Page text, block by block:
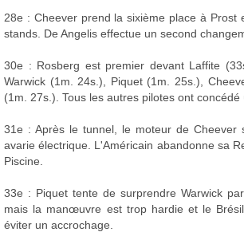
28e : Cheever prend la sixième place à Prost
stands. De Angelis effectue un second
30e : Rosberg est premier devant Laffite
Warwick (1m. 24s.), Piquet (1m. 25s.),
(1m. 27s.). Tous les autres pilotes ont concédé
31e : Après le tunnel, le moteur de Cheever
avarie électrique. L'Américain abandonne sa
Piscine.
33e : Piquet tente de surprendre Warwick
mais la manœuvre est trop hardie et le
éviter un accrochage.